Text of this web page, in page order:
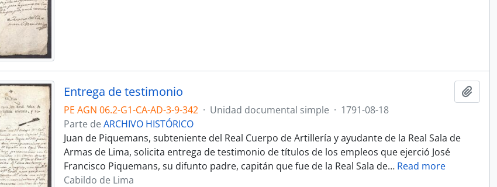
Entrega de testimonio
PE AGN 06.2-G1-CA-AD-3-9-342 · Unidad documental simple · 1791-08-18
Parte de ARCHIVO HISTÓRICO
Juan de Piquemans, subteniente del Real Cuerpo de Artillería y ayudante de la Real Sala de
Armas de Lima, solicita entrega de testimonio de títulos de los empleos que ejerció José
Francisco Piquemans, su difunto padre, capitán que fue de la Real Sala de… Read more
Cabildo de Lima